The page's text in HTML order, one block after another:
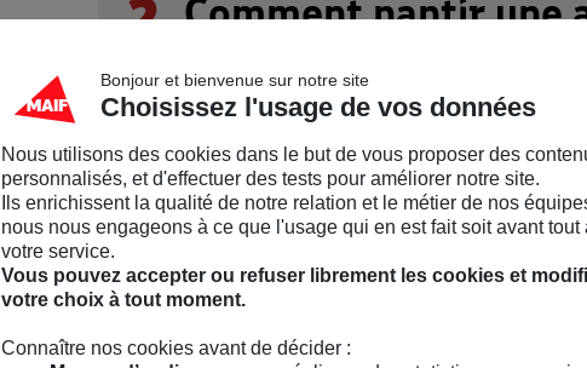
2 Comment nantir une
Le nantissement d'un contrat d'assurance vie fait
L'emprunteur,
Le prêteur,
La compagnie d'assurance.
Dans les cas les plus fréquents, l'établissement
Bonjour et bienvenue sur notre site
Choisissez l'usage de vos données
Nous utilisons des cookies dans le but de vous proposer des
personnalisés, et d'effectuer des tests pour améliorer notre site.
Ils enrichissent la qualité de notre relation et le métier de nos
nous nous engageons à ce que l'usage qui en est fait soit avant tout
votre service.
Vous pouvez accepter ou refuser librement les cookies et
votre choix à tout moment.
Connaître nos cookies avant de décider :